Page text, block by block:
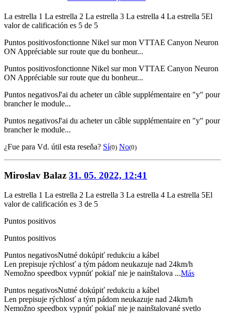
La estrella 1 La estrella 2 La estrella 3 La estrella 4 La estrella 5El
valor de calificación es 5 de 5
Puntos positivosfonctionne Nikel sur mon VTTAE Canyon Neuron
ON Appréciable sur route que du bonheur...
Puntos positivosfonctionne Nikel sur mon VTTAE Canyon Neuron
ON Appréciable sur route que du bonheur...
Puntos negativosJ'ai du acheter un câble supplémentaire en "y" pour
brancher le module...
Puntos negativosJ'ai du acheter un câble supplémentaire en "y" pour
brancher le module...
¿Fue para Vd. útil esta reseňa? Sí(0) No(0)
Miroslav Balaz 31. 05. 2022, 12:41
La estrella 1 La estrella 2 La estrella 3 La estrella 4 La estrella 5El
valor de calificación es 3 de 5
Puntos positivos
Puntos positivos
Puntos negativosNutné dokúpiť redukciu a kábel
Len prepisuje rýchlosť a tým pádom neukazuje nad 24km/h
Nemožno speedbox vypnúť pokiaľ nie je nainštalova ...Más
Puntos negativosNutné dokúpiť redukciu a kábel
Len prepisuje rýchlosť a tým pádom neukazuje nad 24km/h
Nemožno speedbox vypnúť pokiaľ nie je nainštalované svetlo